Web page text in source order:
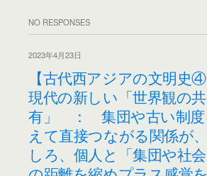
NO RESPONSES
2023年4月23日
【古代西アジアの文明史④
現代の新しい「世界観の共
有」 ： 集団や古い制度
えて直接つながる関係が
しろ、個人と「集団や社会